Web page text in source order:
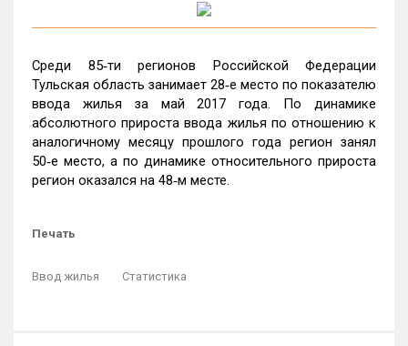
Среди 85‑ти регионов Российской Федерации
Тульская область занимает 28‑е место по показателю
ввода жилья за май 2017 года. По динамике
абсолютного прироста ввода жилья по отношению к
аналогичному месяцу прошлого года регион занял
50‑е место, а по динамике относительного прироста
регион оказался на 48‑м месте.
Печать
Ввод жилья Статистика